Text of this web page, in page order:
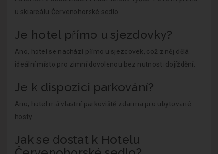
u skiareálu Červenohorské sedlo.
Je hotel přímo u sjezdovky?
Ano, hotel se nachází přímo u sjezdovek, což z něj dělá
ideální místo pro zimní dovolenou bez nutnosti dojíždění.
Je k dispozici parkování?
Ano, hotel má vlastní parkoviště zdarma pro ubytované
hosty.
Jak se dostat k Hotelu